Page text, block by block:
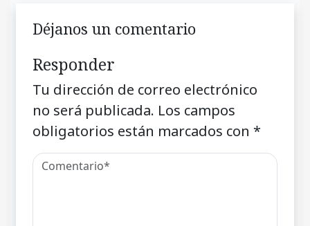
Déjanos un comentario
Responder
Tu dirección de correo electrónico
no será publicada. Los campos
obligatorios están marcados con *